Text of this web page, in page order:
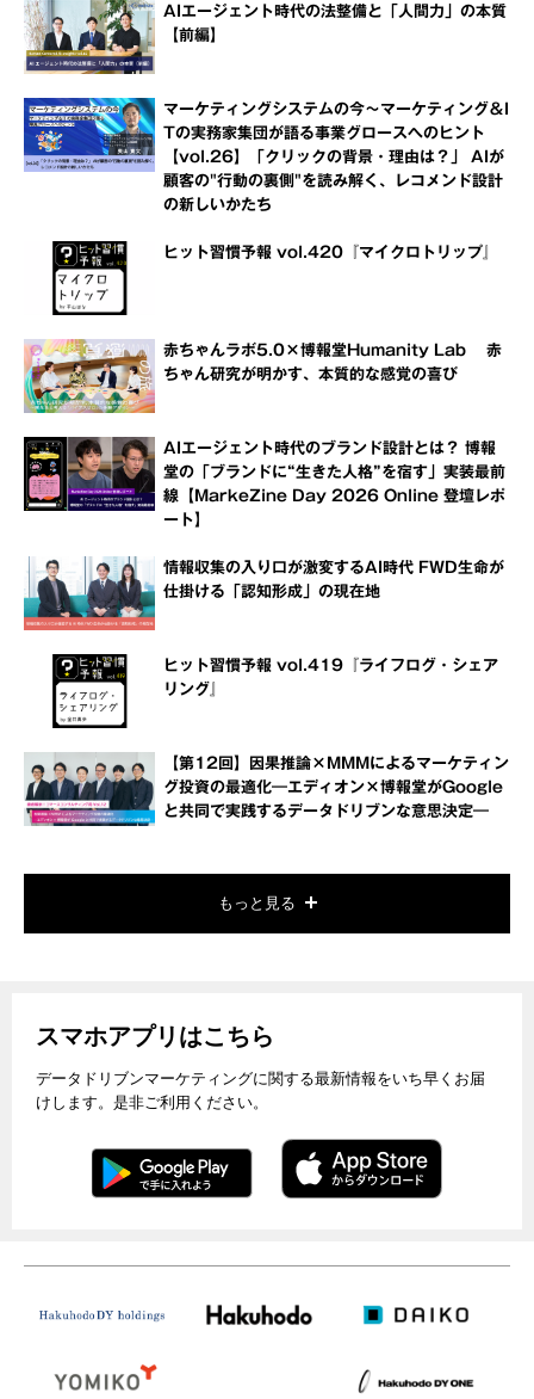
AIエージェント時代の法整備と「人間力」の本質
【前編】
マーケティングシステムの今～マーケティング＆I
Tの実務家集団が語る事業グロースへのヒント
【vol.26】「クリックの背景・理由は？」 AIが
顧客の"行動の裏側"を読み解く、レコメンド設計
の新しいかたち
ヒット習慣予報 vol.420『マイクロトリップ』
赤ちゃんラボ5.0×博報堂Humanity Lab 赤
ちゃん研究が明かす、本質的な感覚の喜び
AIエージェント時代のブランド設計とは？ 博報
堂の「ブランドに“生きた人格”を宿す」実装最前
線【MarkeZine Day 2026 Online 登壇レポ
ート】
情報収集の入り口が激変するAI時代 FWD生命が
仕掛ける「認知形成」の現在地
ヒット習慣予報 vol.419『ライフログ・シェア
リング』
【第12回】因果推論×MMMによるマーケティン
グ投資の最適化―エディオン×博報堂がGoogle
と共同で実践するデータドリブンな意思決定―
もっと見る
スマホアプリはこちら
データドリブンマーケティングに関する最新情報をいち早くお届
けします。是非ご利用ください。